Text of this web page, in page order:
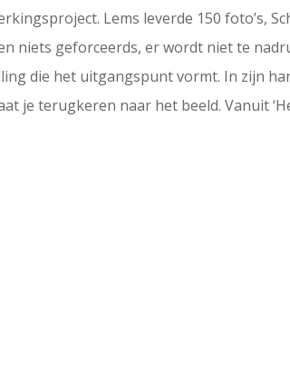
Lems leverde 150 foto’s,
niets geforceerds, er wordt niet te
die het uitgangspunt vormt. In zijn
je terugkeren naar het beeld. Vanuit